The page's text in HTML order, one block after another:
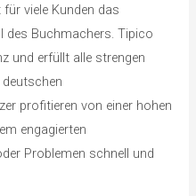
viele Kunden das
des Buchmachers. Tipico
und erfüllt alle strengen
profitieren von einer hohen
engagierten
Problemen schnell und